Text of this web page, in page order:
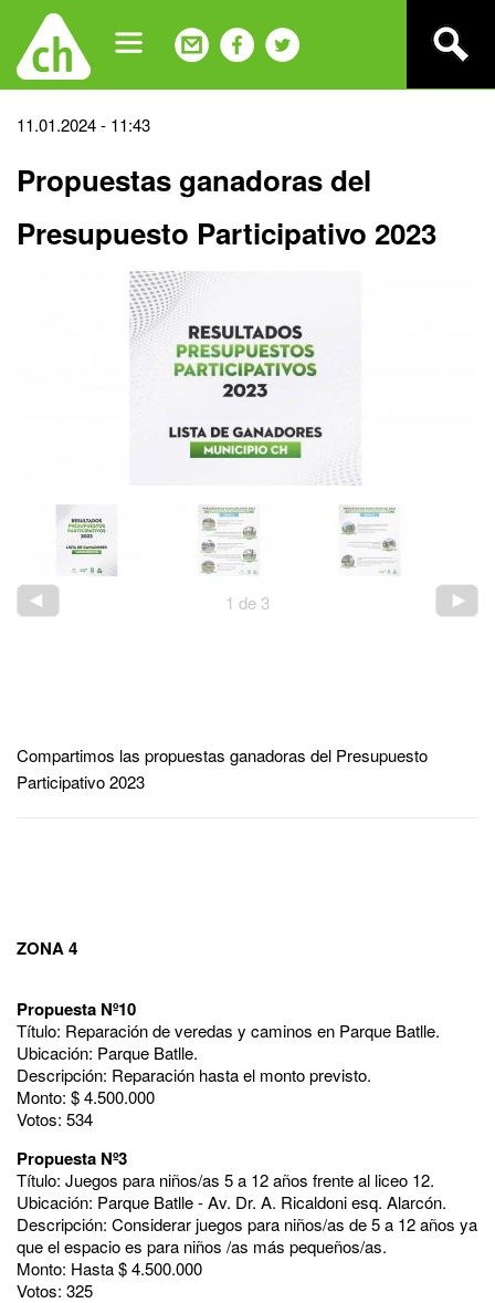
navigation
Back
top
11.01.2024 - 11:43
Propuestas ganadoras del
Presupuesto Participativo 2023
2 de 3
Compartimos las propuestas ganadoras del Presupuesto
Participativo 2023
ZONA 4
Propuesta Nº10
Título: Reparación de veredas y caminos en Parque Batlle.
Ubicación: Parque Batlle.
Descripción: Reparación hasta el monto previsto.
Monto: $ 4.500.000
Votos: 534
Propuesta Nº3
Título: Juegos para niños/as 5 a 12 años frente al liceo 12.
Ubicación: Parque Batlle - Av. Dr. A. Ricaldoni esq. Alarcón.
Descripción: Considerar juegos para niños/as de 5 a 12 años ya
que el espacio es para niños /as más pequeños/as.
Monto: Hasta $ 4.500.000
Votos: 325